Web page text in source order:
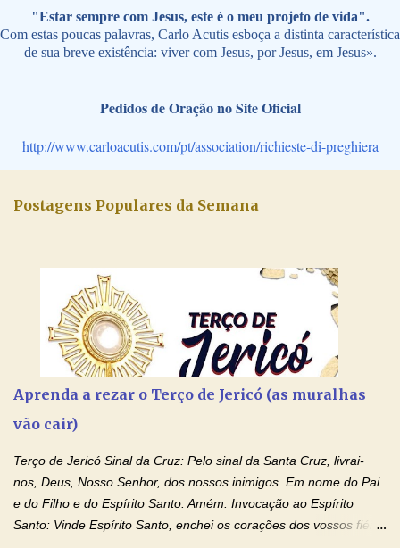
"Estar sempre com Jesus, este é o meu projeto de vida".
Com estas poucas palavras, Carlo Acutis esboça a distinta característica
de sua breve existência: viver com Jesus, por Jesus, em Jesus».
Pedidos de Oração no Site Oficial
http://www.carloacutis.com/pt/association/richieste-di-preghiera
Postagens Populares da Semana
Aprenda a rezar o Terço de Jericó (as muralhas
vão cair)
Terço de Jericó Sinal da Cruz: Pelo sinal da Santa Cruz, livrai-
nos, Deus, Nosso Senhor, dos nossos inimigos. Em nome do Pai
e do Filho e do Espírito Santo. Amém. Invocação ao Espírito
Santo: Vinde Espírito Santo, enchei os corações dos vossos fiéis